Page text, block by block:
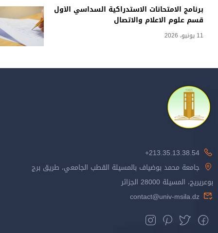
برنامج الامتحانات الاستدراكية السداسي الأول
قسم علوم الاعلام والاتصال
11 يونيو، 2026
213.35.13.38.54+
جامعة محمد بوضياف بالمسيلة القطب الجامعي، طريق برج
بوعريريج، المسيلة 28000 الجزائر
contact@univ-msila.dz